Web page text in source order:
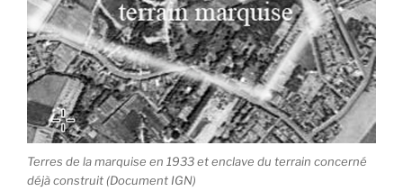
Terres de la marquise en 1933 et enclave du terrain concerné
déjà construit (Document IGN)